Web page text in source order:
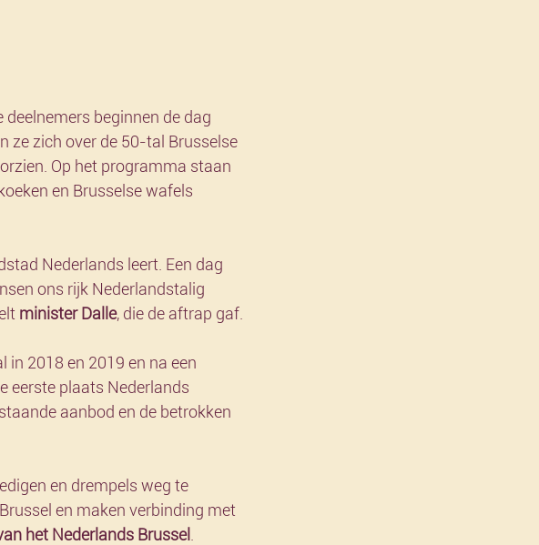
deelnemers beginnen de dag
ze zich over de 50-tal Brusselse
Op het programma staan
en Brusselse wafels
Nederlands leert. Een dag
ons rijk Nederlandstalig
minister Dalle, die de aftrap gaf.
in 2018 en 2019 en na een
eerste plaats Nederlands
aanbod en de betrokken
en drempels weg te
en maken verbinding met
het Nederlands Brussel